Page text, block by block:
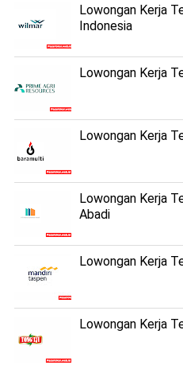
Lowongan Kerja
Indonesia
Lowongan Kerja
Lowongan Kerja
Lowongan Kerja
Abadi
Lowongan Kerja
Lowongan Kerja